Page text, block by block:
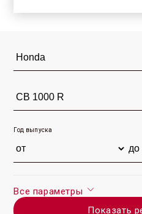
CB 1000 R 2021 г. (62)
CB 1000 R 2013 г. (8)
CB 1000 R 2008 г. (5)
Год выпуска
Все параметры
Показать